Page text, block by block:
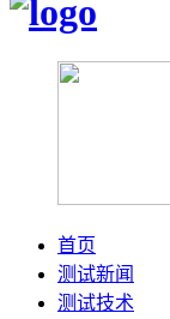
首页
测试新闻
测试技术